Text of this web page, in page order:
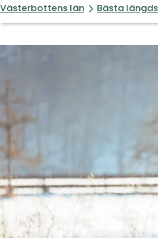
Västerbottens län Bästa